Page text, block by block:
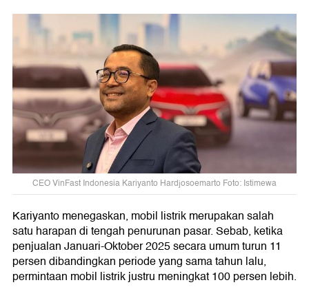
CEO VinFast Indonesia Kariyanto Hardjosoemarto Foto: Istimewa
Kariyanto menegaskan, mobil listrik merupakan salah
satu harapan di tengah penurunan pasar. Sebab, ketika
penjualan Januari-Oktober 2025 secara umum turun 11
persen dibandingkan periode yang sama tahun lalu,
permintaan mobil listrik justru meningkat 100 persen lebih.